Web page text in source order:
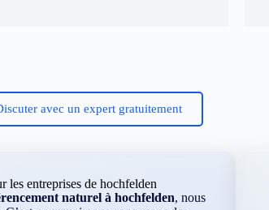
avec un expert gratuitement
les entreprises de hochfelden
naturel à hochfelden, nous